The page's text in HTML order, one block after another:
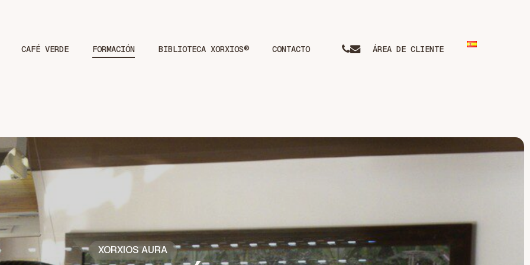
CAFÉ VERDE FORMACIÓN BIBLIOTECA XORXIOS® CONTACTO phone
email ÁREA DE CLIENTE
XORXIOS AURA